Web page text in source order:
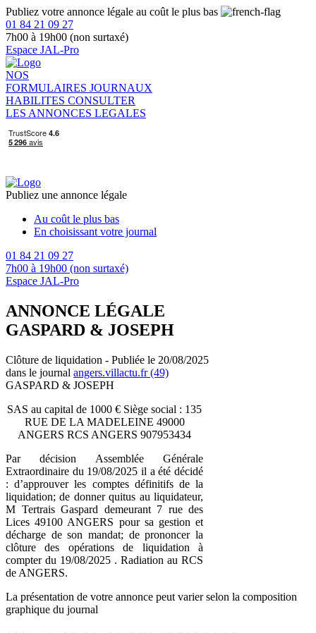
Publiez votre annonce légale au coût le plus bas
01 84 21 09 27
7h00 à 19h00 (non surtaxé)
Espace JAL-Pro
NOS
FORMULAIRES JOURNAUX
HABILITES CONSULTER
LES ANNONCES LEGALES
Publiez une annonce légale
Au coût le plus bas
En choisissant votre journal
01 84 21 09 27
7h00 à 19h00 (non surtaxé)
Espace JAL-Pro
ANNONCE LÉGALE
GASPARD & JOSEPH
Clôture de liquidation - Publiée le 20/08/2025
dans le journal angers.villactu.fr (49)
GASPARD & JOSEPH
SAS au capital de 1000 € Siège social : 135
RUE DE LA MADELEINE 49000
ANGERS RCS ANGERS 907953434
Par décision Assemblée Générale
Extraordinaire du 19/08/2025 il a été décidé
: d’approuver les comptes définitifs de la
liquidation; de donner quitus au liquidateur,
M Tertrais Gaspard demeurant 7 rue des
Lices 49100 ANGERS pour sa gestion et
décharge de son mandat; de prononcer la
clôture des opérations de liquidation à
compter du 19/08/2025 . Radiation au RCS
de ANGERS.
La présentation de votre annonce peut varier selon la composition
graphique du journal